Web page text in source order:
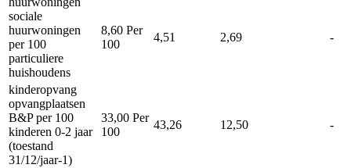
sociale
huurwoningen
per 100
particuliere
huishoudens
8,60 Per
100
4,51 2,69 -
kinderopvang
opvangplaatsen
B&P per 100
kinderen 0-2 jaar
(toestand
31/12/jaar-1)
33,00 Per
100
43,26 12,50 -